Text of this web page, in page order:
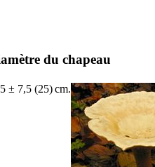
du chapeau
± 7,5 (25) cm.